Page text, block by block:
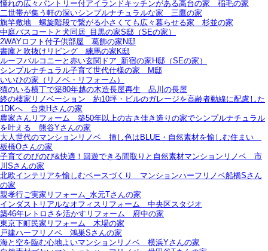
憧れの広々パントリー付アイランドキッチンがある高台の家＿稲毛の家
二世帯が集う軒の深いシンプルナチュラルな家＿三鷹の家
旗竿敷地＿螺旋階段で繋がる小さくても広々暮らせる家＿杉並の家
中庭バスコートと犬同居_目黒の家S邸（SEの家）
2WAYロフト付子供部屋＿葛飾の家N邸
書庫と吹抜けリビング 練馬の家K邸
ルーフバルコニーと赤い玄関ドア_新宿の家H邸（SEの家）
シンプルナチュラル子育て世代仕様の家 M邸
いいひの家（リノベ・リフォーム）
猫のいる横丁で築80年越の木造長屋再生＿品川の長屋
終の棲家リノベーション＿約10坪・ビルのガレージを高齢者動線に配慮した
1DKへ＿台東Hさんの家
農家さんリフォーム＿築50年以上の古き佳き造りの家でシンプルナチュラル
を叶える＿熊谷Yさんの家
大人世代のマンションリノベ＿挿し色はBLUE・自然素材を愉しむ住まい＿
板橋Oさんの家
子育てのびのび&快適！回遊できる間取りと自然素材マンションリノベ＿市
川Sさんの家
北欧インテリアを愉しむベースづくり＿マンションハーフリノベ船橋Sさん
の家
親孝行ご実家リフォーム_水元Tさんの家
インダストリアルなオフィスリフォーム＿中央区スタジオ
築46年レトロさを活かすリフォーム＿府中の家
東京下町民家リフォーム＿木場の家
戸建ハーフリノベ＿鴻巣Sさんの家
海と空を臨む心地よいマンションリノベ＿横浜Yさんの家